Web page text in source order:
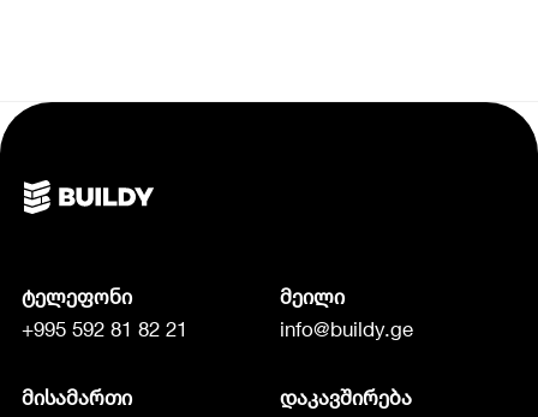
ტელეფონი
+995 592 81 82 21
მეილი
info@buildy.ge
მისამართი
დაკავშირება